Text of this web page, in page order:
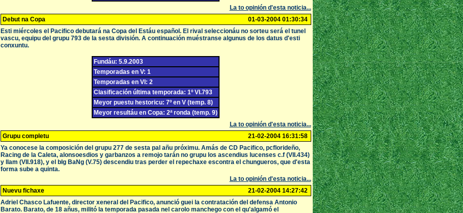
La to opinión d'esta noticia...
Debut na Copa
01-03-2004 01:30:34
Esti miércoles el Pacifico debutará na Copa del Estáu español. El rival seleccionáu no sorteu será el tunel
vascu, equipu del grupu 793 de la sesta división. A continuación muéstranse algunus de los datus d'esti
conxuntu.
Fundáu: 5.9.2003
Temporadas en V: 1
Temporadas en VI: 2
Clasificación última temporada: 1º VI.793
Meyor puestu hestoricu: 7º en V (temp. 8)
Meyor resultáu en Copa: 2ª ronda (temp. 9)
La to opinión d'esta noticia...
Grupu completu
21-02-2004 16:31:58
Ya conocese la composición del grupu 277 de sesta pal añu próximu. Amás de CD Pacifico, pcflorideño,
Racing de la Caleta, alonsoesdios y garbanzos a remojo tarán no grupu los ascendius lucenses c.f (VII.434)
y llam (VII.918), y el bIg BaNg (V.75) descendiu tras perder el repechaxe escontra el chungueros, que d'esta
forma sube a quinta.
La to opinión d'esta noticia...
Nuevu fichaxe
21-02-2004 14:27:42
Adriel Chasco Lafuente, director xeneral del Pacifico, anunció guei la contratación del defensa Antonio
Barato. Barato, de 18 añus, militó la temporada pasada nel carolo manchego con el qu'algamó el